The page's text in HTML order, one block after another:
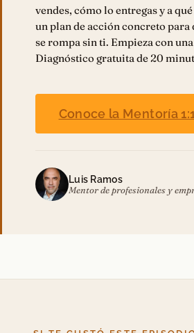
vendes, cómo lo entregas y a
un plan de acción concreto para
se rompa sin ti. Empieza con
Diagnóstico gratuita de 20
Conoce la Mentoría
Luis Ramos
Mentor de profesionales y